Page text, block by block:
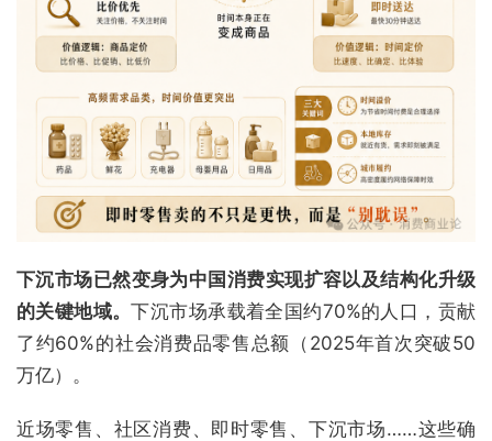
下沉市场已然变身为中国消费实现扩容以及结构化升级
的关键地域。下沉市场承载着全国约70%的人口，贡献
了约60%的社会消费品零售总额（2025年首次突破50
万亿）。
近场零售、社区消费、即时零售、下沉市场……这些确